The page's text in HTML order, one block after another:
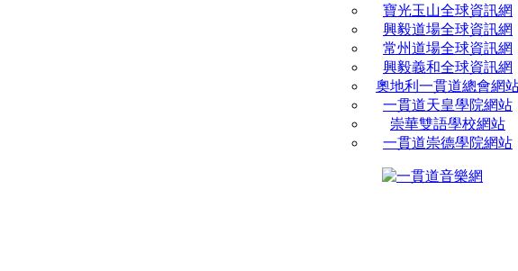
寶光玉山全球資訊網
興毅道場全球資訊網
常州道場全球資訊網
興毅義和全球資訊網
奧地利一貫道總會網
一貫道天皇學院網站
崇華雙語學校網站
一貫道崇德學院網站